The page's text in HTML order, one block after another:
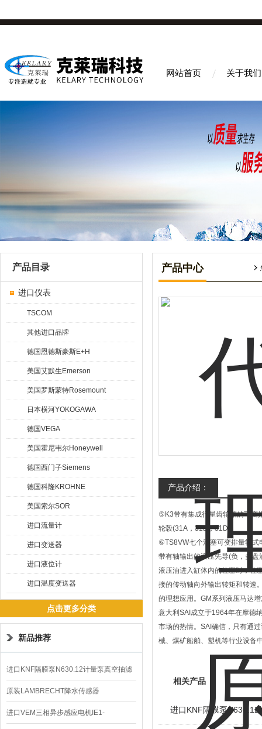
网站首页 关于我们
产品目录
进口仪表
TSCOM
其他进口品牌
德国恩德斯豪斯E+H
美国艾默生Emerson
美国罗斯蒙特Rosemount
日本横河YOKOGAWA
德国VEGA
美国霍尼韦尔Honeywell
德国西门子Siemens
德国科隆KROHNE
美国索尔SOR
进口流量计
进口变送器
进口液位计
进口温度变送器
点击更多分类
新品推荐
进口KNF隔膜泵N630.12计量泵真空抽滤
泵价格
原装LAMBRECHT降水传感器
00.14575.20气象仪
进口VEM三相异步感应电机IE1-
产品中心
产品介绍：
⑤K3带有集成行星齿轮箱的可变
轮毂(31A，31B，31D)。
⑥TS8VW七个活塞可变排量轮式
带有轴输出的液压先导(负，多
液压油进入缸体内的柱塞时，柱
接的传动轴向外输出转矩和转速
的理想应用。GM系列液压马达
意大利SAI成立于1964年在摩德
市场的热情。SAI确信，只有通
械、煤矿船舶、塑机等行业设备
相关产品
进口KNF隔膜泵